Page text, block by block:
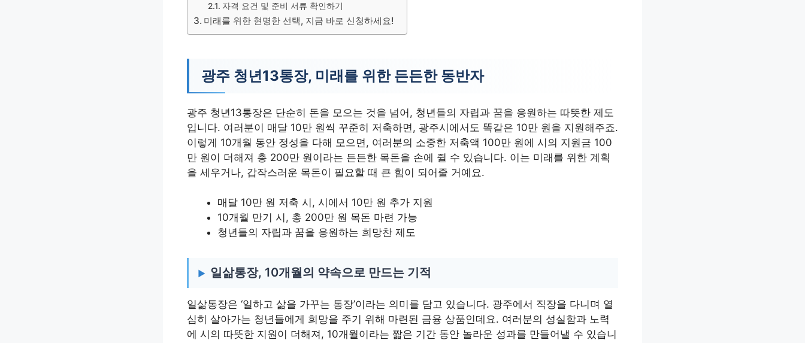
자격 요건 및 준비 서류 확인하기
미래를 위한 현명한 선택, 지금 바로 신청하세요!
광주 청년13통장, 미래를 위한 든든한 동반자
광주 청년13통장은 단순히 돈을 모으는 것을 넘어, 청년들의 자립과 꿈을 응원하는 따뜻한 제도
입니다. 여러분이 매달 10만 원씩 꾸준히 저축하면, 광주시에서도 똑같은 10만 원을 지원해주죠.
이렇게 10개월 동안 정성을 다해 모으면, 여러분의 소중한 저축액 100만 원에 시의 지원금 100
만 원이 더해져 총 200만 원이라는 든든한 목돈을 손에 쥘 수 있습니다. 이는 미래를 위한 계획
을 세우거나, 갑작스러운 목돈이 필요할 때 큰 힘이 되어줄 거예요.
매달 10만 원 저축 시, 시에서 10만 원 추가 지원
10개월 만기 시, 총 200만 원 목돈 마련 가능
청년들의 자립과 꿈을 응원하는 희망찬 제도
일삶통장, 10개월의 약속으로 만드는 기적
일삶통장은 ‘일하고 삶을 가꾸는 통장’이라는 의미를 담고 있습니다. 광주에서 직장을 다니며 열
심히 살아가는 청년들에게 희망을 주기 위해 마련된 금융 상품인데요. 여러분의 성실함과 노력
에 시의 따뜻한 지원이 더해져, 10개월이라는 짧은 기간 동안 놀라운 성과를 만들어낼 수 있습니